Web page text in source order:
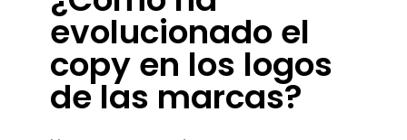
evolucionado el
copy en los logos
de las marcas?